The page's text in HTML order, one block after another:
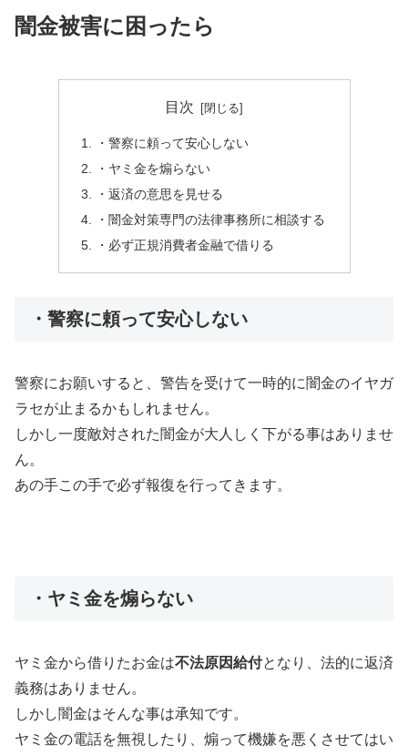
闇金被害に困ったら
目次
・警察に頼って安心しない
・ヤミ金を煽らない
・返済の意思を見せる
・闇金対策専門の法律事務所に相談する
・必ず正規消費者金融で借りる
・警察に頼って安心しない
警察にお願いすると、警告を受けて一時的に闇金のイヤガ
ラセが止まるかもしれません。
しかし一度敵対された闇金が大人しく下がる事はありませ
ん。
あの手この手で必ず報復を行ってきます。
・ヤミ金を煽らない
ヤミ金から借りたお金は不法原因給付となり、法的に返済
義務はありません。
しかし闇金はそんな事は承知です。
ヤミ金の電話を無視したり、煽って機嫌を悪くさせてはい